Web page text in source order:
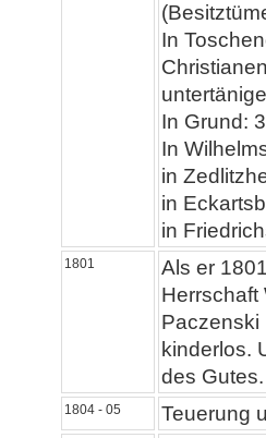
In
In Grund:
In
in
in
in
1801
Als er
Herrschaft
Paczenski
kinderlos.
des
1804 - 05 Teuerung